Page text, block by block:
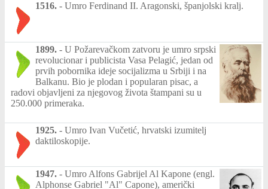
1516. - Umro Ferdinand II. Aragonski, španjolski kralj.
1899. - U Požarevačkom zatvoru je umro srpski
revolucionar i publicista Vasa Pelagić, jedan od
prvih pobornika ideje socijalizma u Srbiji i na
Balkanu. Bio je plodan i popularan pisac, a
radovi objavljeni za njegovog života štampani su u
250.000 primeraka.
1925. - Umro Ivan Vučetić, hrvatski izumitelj
daktiloskopije.
1947. - Umro Alfons Gabrijel Al Kapone (engl.
Alphonse Gabriel "Al" Capone), američki